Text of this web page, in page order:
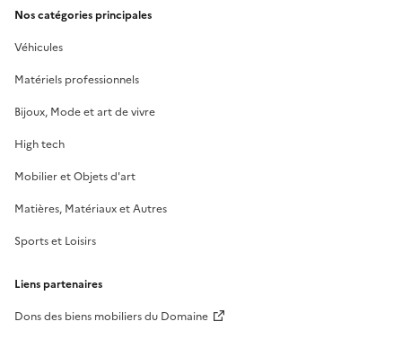
Nos catégories principales
Véhicules
Matériels professionnels
Bijoux, Mode et art de vivre
High tech
Mobilier et Objets d'art
Matières, Matériaux et Autres
Sports et Loisirs
Liens partenaires
Dons des biens mobiliers du Domaine